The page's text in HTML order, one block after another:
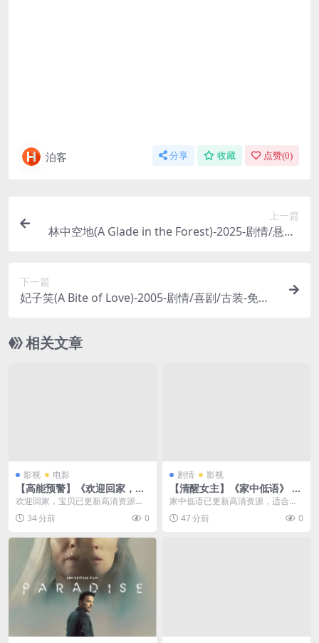
泊客 分享 收藏 点赞(0)
上一篇
林中空地(A Glade in the Forest)-2025-剧情/悬疑-
发现了一个不属于这个世界的秘密🌲｜
下一篇
妃子笑(A Bite of Love)-2005-剧情/喜剧/古装-免费
的古装喜剧，讲述了两位贵妃为了争宠，在“荔枝”
上大做文章的爆笑故事🇭🇰｜
相关文章
影视 电影
【高能预警】《欢迎回家，宝
贝》 2026 夸克网盘资源 高清
欢迎回家，宝贝已更新高清资源，
适合关注高分剧、悬疑犯罪的用
户，支持夸克网盘保存，...
34 分前 0
剧情 影视
【清醒女主】《家中低语》 20
26 夸克网盘资源 高清
家中低语已更新高清资源，适合关
注高分剧、悬疑犯罪的用户，支持
夸克网盘保存，资源入...
47 分前 0